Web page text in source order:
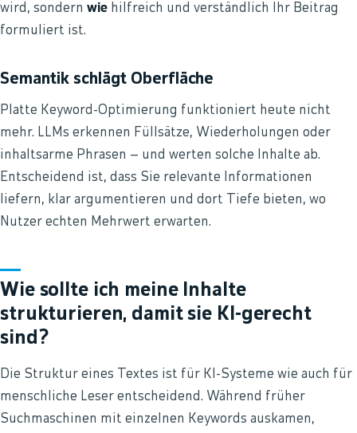
wird, sondern wie hilfreich und verständlich Ihr Beitrag
formuliert ist.
Semantik schlägt Oberfläche
Platte Keyword-Optimierung funktioniert heute nicht
mehr. LLMs erkennen Füllsätze, Wiederholungen oder
inhaltsarme Phrasen – und werten solche Inhalte ab.
Entscheidend ist, dass Sie relevante Informationen
liefern, klar argumentieren und dort Tiefe bieten, wo
Nutzer echten Mehrwert erwarten.
Wie sollte ich meine Inhalte
strukturieren, damit sie KI-gerecht
sind?
Die Struktur eines Textes ist für KI-Systeme wie auch für
menschliche Leser entscheidend. Während früher
Suchmaschinen mit einzelnen Keywords auskamen,